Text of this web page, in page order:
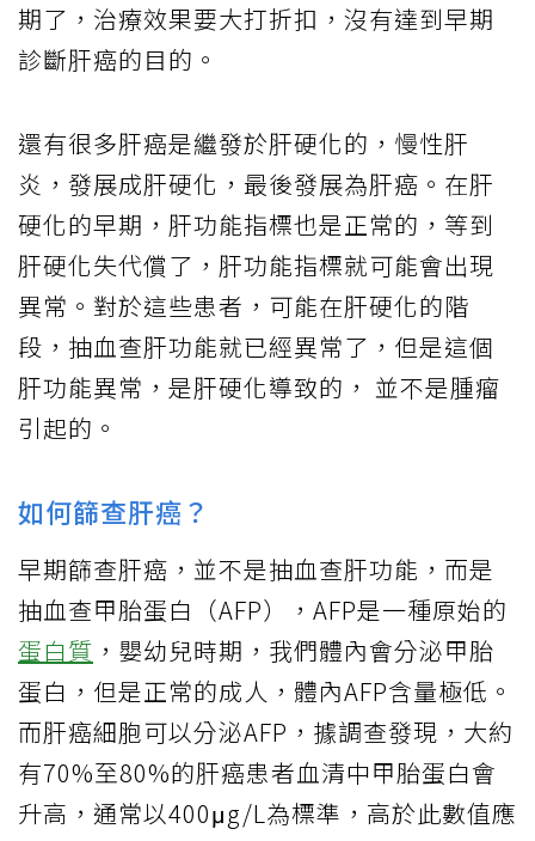
期了，治療效果要大打折扣，沒有達到早期
診斷肝癌的目的。
還有很多肝癌是繼發於肝硬化的，慢性肝
炎，發展成肝硬化，最後發展為肝癌。在肝
硬化的早期，肝功能指標也是正常的，等到
肝硬化失代償了，肝功能指標就可能會出現
異常。對於這些患者，可能在肝硬化的階
段，抽血查肝功能就已經異常了，但是這個
肝功能異常，是肝硬化導致的， 並不是腫瘤
引起的。
如何篩查肝癌？
早期篩查肝癌，並不是抽血查肝功能，而是
抽血查甲胎蛋白（AFP），AFP是一種原始的
蛋白質 ，嬰幼兒時期，我們體內會分泌甲胎
蛋白，但是正常的成人，體內AFP含量極低。
而肝癌細胞可以分泌AFP，據調查發現，大約
有70%至80%的肝癌患者血清中甲胎蛋白會
升高，通常以400μg/L為標準，高於此數值應